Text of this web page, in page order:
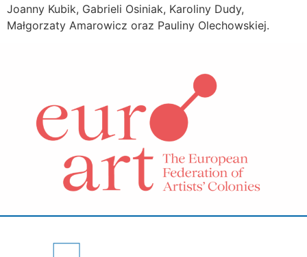
Joanny Kubik, Gabrieli Osiniak, Karoliny Dudy,
Małgorzaty Amarowicz oraz Pauliny Olechowskiej.